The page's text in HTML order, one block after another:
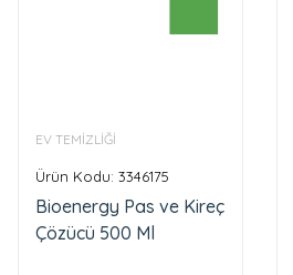
EV TEMİZLİĞİ
Ürün Kodu: 3346175
Bioenergy Pas ve Kireç
Çözücü 500 Ml